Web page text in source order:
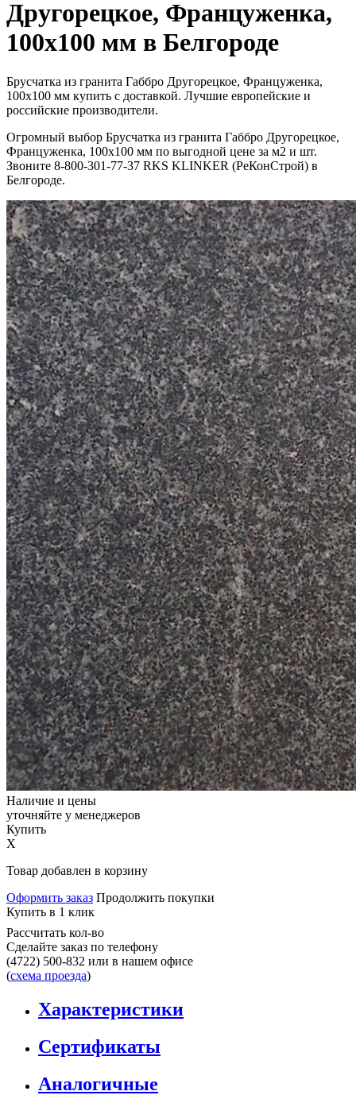
Другорецкое, Француженка,
100х100 мм в Белгороде
Брусчатка из гранита Габбро Другорецкое, Француженка,
100х100 мм купить с доставкой. Лучшие европейские и
российские производители.
Огромный выбор Брусчатка из гранита Габбро Другорецкое,
Француженка, 100х100 мм по выгодной цене за м2 и шт.
Звоните 8-800-301-77-37 RKS KLINKER (РеКонСтрой) в
Белгороде.
Наличие и цены
уточняйте у менеджеров
Купить
X
Товар добавлен в корзину
Оформить заказ Продолжить покупки
Купить в 1 клик
Рассчитать кол-во
Сделайте заказ по телефону
(4722) 500-832 или в нашем офисе
(схема проезда)
Характеристики
Сертификаты
Аналогичные